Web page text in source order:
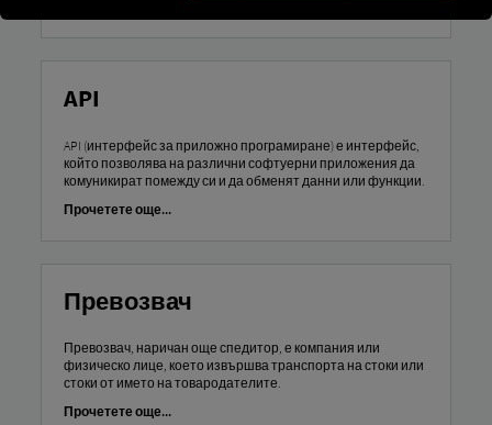
API
API (интерфейс за приложно програмиране) е интерфейс,
който позволява на различни софтуерни приложения да
комуникират помежду си и да обменят данни или функции.
Прочетете още...
Превозвач
Превозвач, наричан още спедитор, е компания или
физическо лице, което извършва транспорта на стоки или
стоки от името на товародателите.
Прочетете още...